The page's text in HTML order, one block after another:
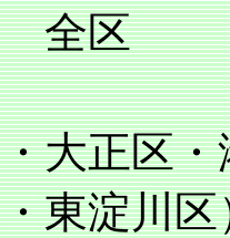
阿
大正区
東淀川区